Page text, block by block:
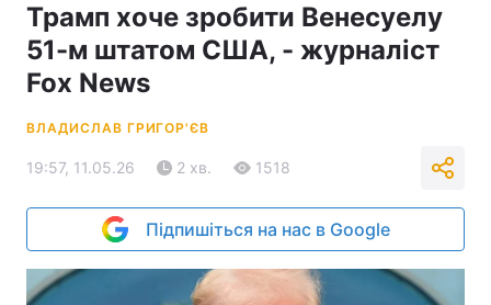
Трамп хоче зробити Венесуелу
51-м штатом США, - журналіст
Fox News
ВЛАДИСЛАВ ГРИГОР'ЄВ
19:57, 11.05.26 2 хв. 1518
Підпишіться на нас в Google